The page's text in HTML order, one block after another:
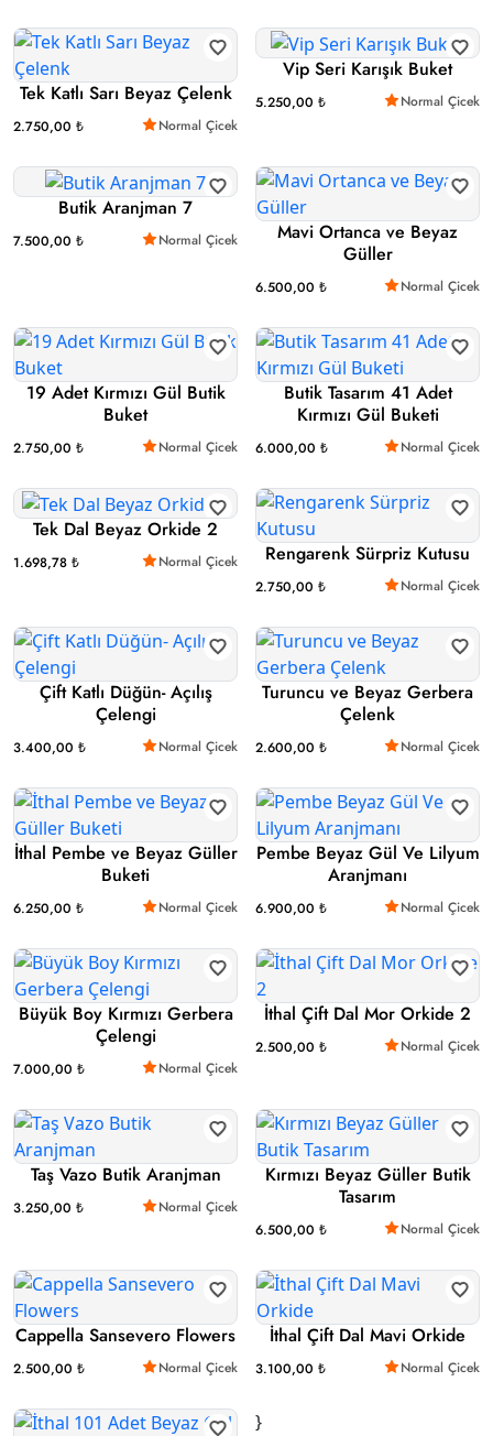
Tek Katlı Sarı Beyaz Çelenk
2.750,00 ₺ Normal Çicek
Vip Seri Karışık Buket
5.250,00 ₺ Normal Çicek
Butik Aranjman 7
7.500,00 ₺ Normal Çicek
Mavi Ortanca ve Beyaz
Güller
6.500,00 ₺ Normal Çicek
19 Adet Kırmızı Gül Butik
Buket
2.750,00 ₺ Normal Çicek
Butik Tasarım 41 Adet
Kırmızı Gül Buketi
6.000,00 ₺ Normal Çicek
Tek Dal Beyaz Orkide 2
1.698,78 ₺ Normal Çicek Rengarenk Sürpriz Kutusu
2.750,00 ₺ Normal Çicek
Çift Katlı Düğün- Açılış
Çelengi
3.400,00 ₺ Normal Çicek
Turuncu ve Beyaz Gerbera
Çelenk
2.600,00 ₺ Normal Çicek
İthal Pembe ve Beyaz Güller
Buketi
6.250,00 ₺ Normal Çicek
Pembe Beyaz Gül Ve Lilyum
Aranjmanı
6.900,00 ₺ Normal Çicek
Büyük Boy Kırmızı Gerbera
Çelengi
7.000,00 ₺ Normal Çicek
İthal Çift Dal Mor Orkide 2
2.500,00 ₺ Normal Çicek
Taş Vazo Butik Aranjman
3.250,00 ₺ Normal Çicek
Kırmızı Beyaz Güller Butik
Tasarım
6.500,00 ₺ Normal Çicek
Cappella Sansevero Flowers
2.500,00 ₺ Normal Çicek
İthal Çift Dal Mavi Orkide
3.100,00 ₺ Normal Çicek
}